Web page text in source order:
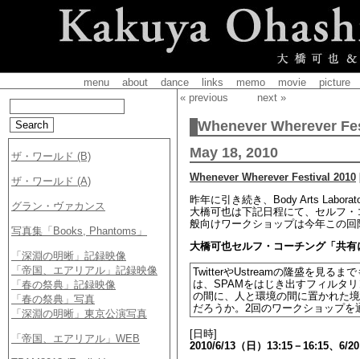
menu about dance links memo movie
picture
« previous
next »
Whenever Wherever
May 18, 2010
Whenever Wherever Festival 2010
昨年に引き続き、Body Arts
大橋可也は下記日程にて、セルフ
般向けワークショップは今年この
大橋可也セルフ・コーチング「共
TwitterやUstreamの隆盛を見るま
は、SPAMをはじき出すフィルタ
の間に、人と環境の間に置かれた
だろうか。2回のワークショップ
[日時]
2010/6/13（日）13:15－16:15、6/